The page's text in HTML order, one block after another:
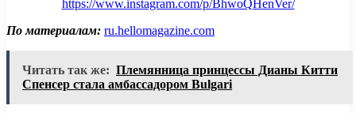
https://www.instagram.com/p/BhwoQHenVer/
По материалам: ru.hellomagazine.com
Читать так же: Племянница принцессы Дианы Китти
Спенсер стала амбассадором Bulgari